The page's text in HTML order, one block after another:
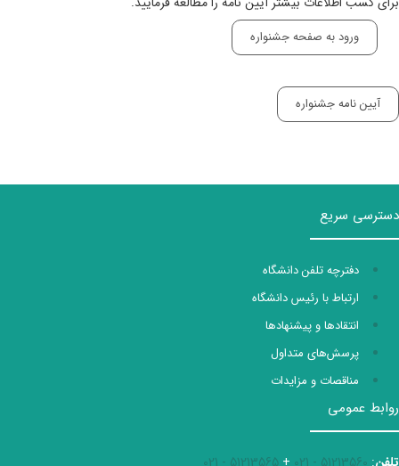
ورود به صفحه جشنواره
آیین نامه​ جشنواره
دسترسی سریع
دفترچه تلفن دانشگاه
ارتباط با رئیس دانشگاه
انتقادها و پیشنهادها
پرسش‌های متداول
مناقصات و مزایدات
روابط عمومی